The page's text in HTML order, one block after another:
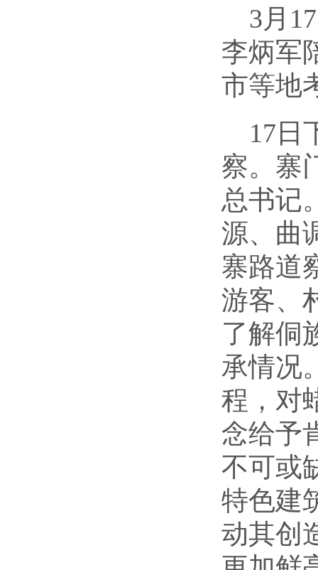
3月 17
李炳军
市等地
17 日
察。寨
总书记
源、曲
寨路道
游客、
了解侗
承情况
程，对
念给予
不可或
特色建
动其创